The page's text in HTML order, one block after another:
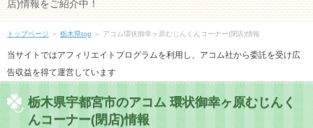
店)情報をご紹介中！
トップページ ＞ 栃木県top ＞ アコム環状御幸ヶ原むじんくんコーナー(閉店)情報
当サイトではアフィリエイトプログラムを利用し、アコム社から委託を受け広
告収益を得て運営しています
栃木県宇都宮市のアコム 環状御幸ヶ原むじんく
んコーナー(閉店)情報